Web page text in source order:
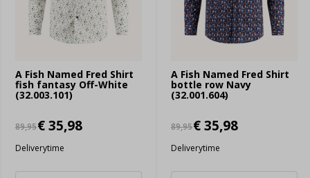
A Fish Named Fred Shirt
fish fantasy Off-White
(32.003.101)
89,95€ 35,98
Deliverytime
A Fish Named Fred Shirt
bottle row Navy
(32.001.604)
89,95€ 35,98
Deliverytime